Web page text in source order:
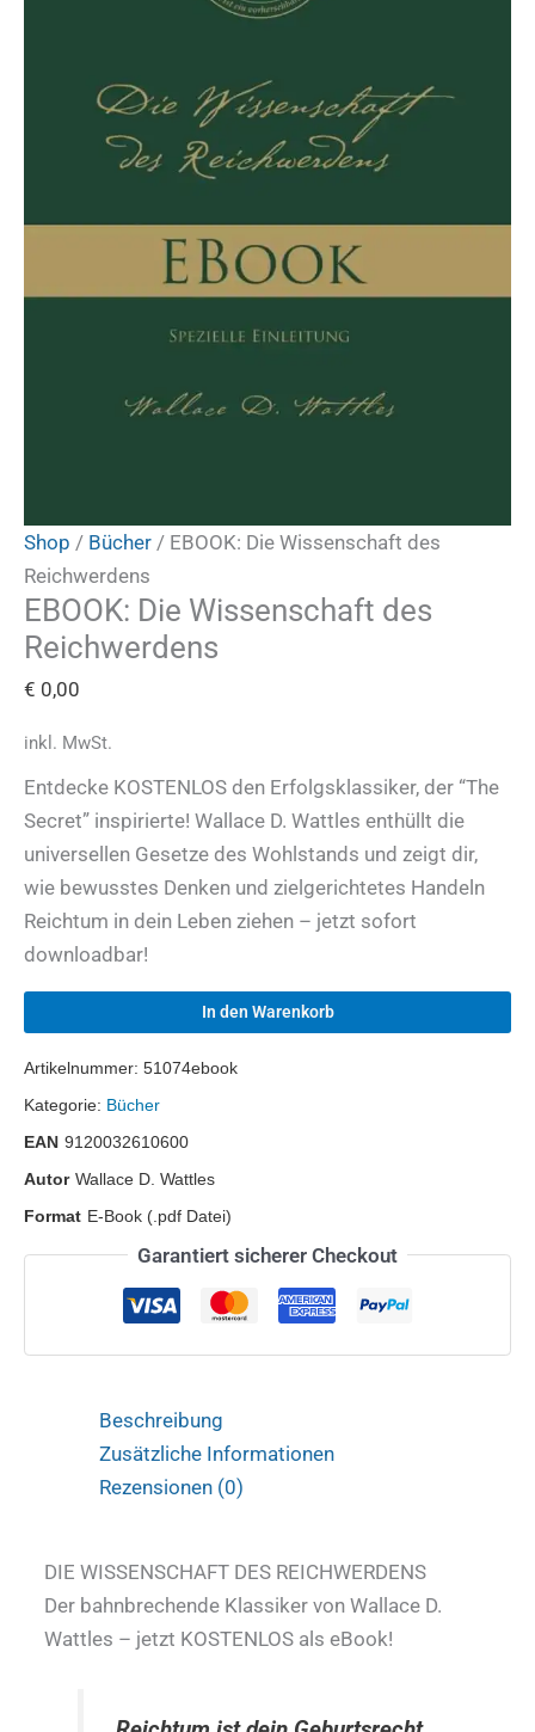
Shop / Bücher / EBOOK: Die Wissenschaft des
Reichwerdens
EBOOK: Die Wissenschaft des
Reichwerdens
€ 0,00
inkl. MwSt.
Entdecke KOSTENLOS den Erfolgsklassiker, der “The
Secret” inspirierte! Wallace D. Wattles enthüllt die
universellen Gesetze des Wohlstands und zeigt dir,
wie bewusstes Denken und zielgerichtetes Handeln
Reichtum in dein Leben ziehen – jetzt sofort
downloadbar!
In den Warenkorb
Artikelnummer: 51074ebook
Kategorie: Bücher
EAN 9120032610600
Autor Wallace D. Wattles
Format E-Book (.pdf Datei)
Garantiert sicherer Checkout
Beschreibung
Zusätzliche Informationen
Rezensionen (0)
DIE WISSENSCHAFT DES REICHWERDENS
Der bahnbrechende Klassiker von Wallace D.
Wattles – jetzt KOSTENLOS als eBook!